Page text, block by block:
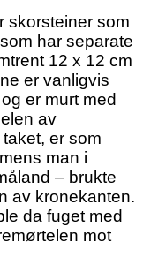
skorsteiner som
har separate
12 x 12 cm
er vanligvis
er murt med
av
er som
man i
– brukte
av kronekanten.
da fuget med
mot